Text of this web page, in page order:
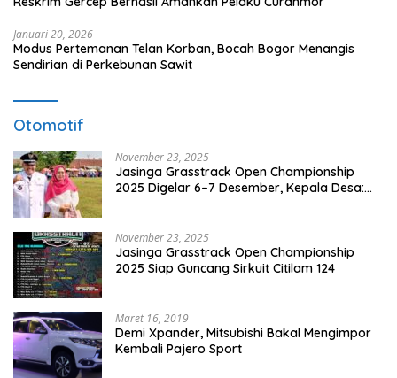
Januari 20, 2026
Modus Pertemanan Telan Korban, Bocah Bogor Menangis
Sendirian di Perkebunan Sawit
Otomotif
November 23, 2025
Jasinga Grasstrack Open Championship
2025 Digelar 6–7 Desember, Kepala Desa:
November 23, 2025
Jasinga Grasstrack Open Championship
2025 Siap Guncang Sirkuit Citilam 124
Maret 16, 2019
Demi Xpander, Mitsubishi Bakal Mengimpor
Kembali Pajero Sport